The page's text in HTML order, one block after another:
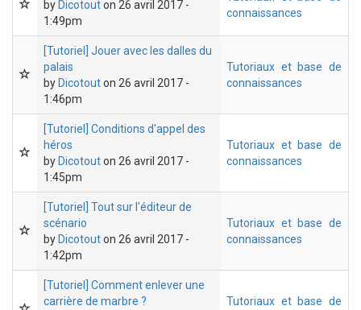
by Dicotouton 26 avril 2017 -
1:49pm
connaissances
[Tutoriel] Jouer avec les dalles du
palais
by Dicotouton 26 avril 2017 -
1:46pm
Tutoriaux et base de
connaissances
[Tutoriel] Conditions d'appel des
héros
by Dicotouton 26 avril 2017 -
1:45pm
Tutoriaux et base de
connaissances
[Tutoriel] Tout sur l'éditeur de
scénario
by Dicotouton 26 avril 2017 -
1:42pm
Tutoriaux et base de
connaissances
[Tutoriel] Comment enlever une
carrière de marbre ?
Tutoriaux et base de